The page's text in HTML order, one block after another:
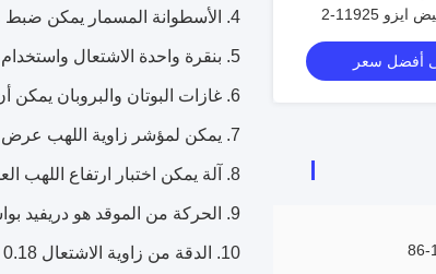
جهاز اختبار اللون الأبيض ايزو 11925-2
أفضل سعر
4. الأسطوانة المسمار يمكن ضبط موقف الموقد.
5. بنقرة واحدة الاشتعال واستخدام الإشعال
6. غازات البوتان والبروبان يمكن أن تنتقل بحرية
7. يمكن لمؤشر زاوية اللهب عرض زاوية التشغيل
8. آلة يمكن اختبار ارتفاع اللهب العمودي مع لهب ارتفاع قياس،
9. الحركة من الموقد هو دريفيد بواسطة السائر المحركات
10. الدقة من زاوية الاشتعال 0.18 درجة، يمكن وضعه بدقة